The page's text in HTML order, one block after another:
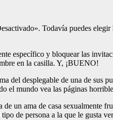
Todavía puedes
específico y bloquear las
en la casilla. Y, ¡BUENO!
del desplegable de una de
el mundo vea las páginas
un ama de casa sexualmente
de persona a la que le gusta